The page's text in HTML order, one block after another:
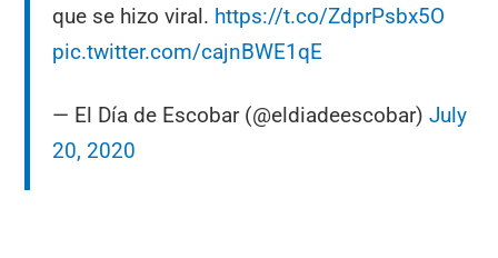
que se hizo viral. https://t.co/ZdprPsbx5O
pic.twitter.com/cajnBWE1qE
— El Día de Escobar (@eldiadeescobar)July
20, 2020